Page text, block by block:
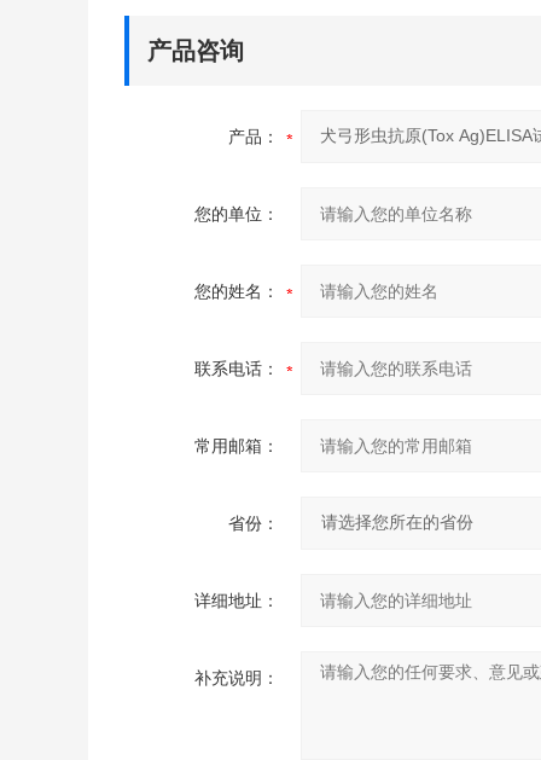
产品咨询
产品：
您的单位：
您的姓名：
联系电话：
常用邮箱：
省份：
详细地址：
补充说明：